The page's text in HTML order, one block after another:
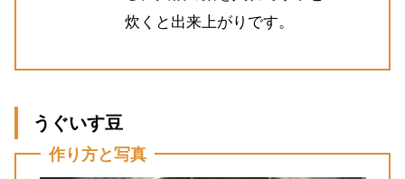
炊くと出来上がりです。
うぐいす豆
作り方と写真